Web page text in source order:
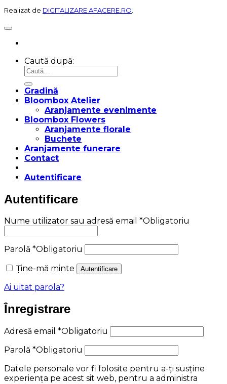
Realizat de DIGITALIZARE AFACERE.RO
Caută după:
Gradină
Bloombox Atelier
Aranjamente evenimente
Bloombox Flowers
Aranjamente florale
Buchete
Aranjamente funerare
Contact
Autentificare
Autentificare
Nume utilizator sau adresă email *Obligatoriu
Parolă *Obligatoriu
Ține-mă minte
Autentificare
Ai uitat parola?
Înregistrare
Adresă email *Obligatoriu
Parolă *Obligatoriu
Datele personale vor fi folosite pentru a-ți susține
experiența pe acest sit web, pentru a administra